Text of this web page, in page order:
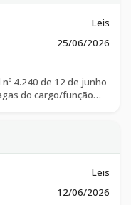
Leis
25/06/2026
nº 4.240 de 12 de junho
do cargo/função
Leis
12/06/2026